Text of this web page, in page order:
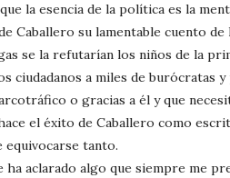
la esencia de la política es la
Caballero su lamentable cuento
se la refutarían los niños de la
ciudadanos a miles de burócratas
o gracias a él y que
el éxito de Caballero como
tanto.
ha aclarado algo que siempre me